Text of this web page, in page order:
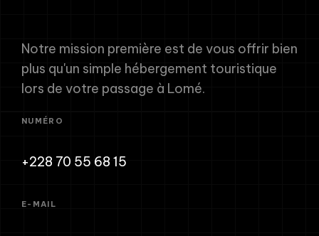
Notre mission première est de vous offrir bien
plus qu'un simple hébergement touristique
lors de votre passage à Lomé.
NUMÉRO
+228 70 55 68 15
E-MAIL